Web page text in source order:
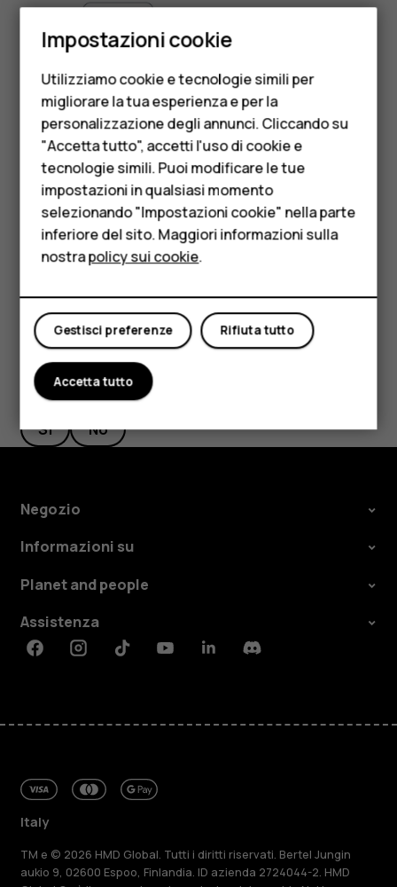
Smartphone
Cellulari
Telefoni per anziani
Accessori
HMD Terra M
Per le imprese
Tablet
Negozio
Il mio account
Toccare le icone di impostazione rapida nel riquadro delle
notifiche per attivare le funzionalità. Per visualizzare altre
icone, trascinare il menu verso il basso.
Per disporre diversamente le icone, toccaremode_edit, tenere
premuto un'icona, quindi trascinarla in un'altra posizione.
Ti è stato d'aiuto?
Sì No
Negozio
Informazioni su
Planet and people
Assistenza
FacebookInstagramTiktokYoutubeLinkedinDiscord
Italy
TM e © 2026 HMD Global. Tutti i diritti riservati. Bertel Jungin
aukio 9, 02600 Espoo, Finlandia. ID azienda 2724044-2. HMD
Impostazioni cookie
Utilizziamo cookie e tecnologie simili per
migliorare la tua esperienza e per la
personalizzazione degli annunci. Cliccando su
"Accetta tutto", accetti l'uso di cookie e
tecnologie simili. Puoi modificare le tue
impostazioni in qualsiasi momento
selezionando "Impostazioni cookie" nella parte
inferiore del sito. Maggiori informazioni sulla
nostrapolicy sui cookie.
Rifiuta tutto
Gestisci preferenze
Accetta tutto